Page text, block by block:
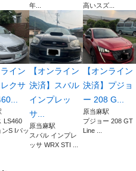
年...
高いスズ...
ライン
クサ
LS460
S Iパッ
【オンライン
決済】スバル
インプレッ
サ...
原当麻駅
スバル インプレ
ッサ WRX STI ...
【オンライン
決済】プジョ
ー 208 G...
原当麻駅
プジョー 208 GT
Line ...